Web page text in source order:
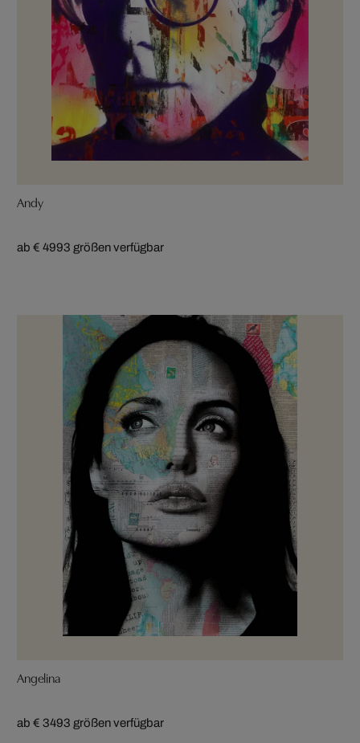
Andy
ab € 4993 größen verfügbar
Angelina
ab € 3493 größen verfügbar